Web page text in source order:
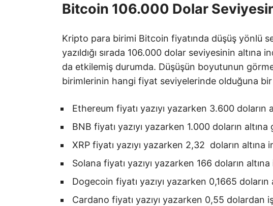
Bitcoin 106.000 Dolar
Kripto para birimi Bitcoin fiyatında düşüş yönlü
yazıldığı sırada 106.000 dolar seviyesinin altına
da etkilemiş durumda. Düşüşün boyutunun
birimlerinin hangi fiyat seviyelerinde olduğuna bir
Ethereum fiyatı yazıyı yazarken 3.600 doların
BNB fiyatı yazıyı yazarken 1.000 doların altına
XRP fiyatı yazıyı yazarken 2,32 doların altına
Solana fiyatı yazıyı yazarken 166 doların altına
Dogecoin fiyatı yazıyı yazarken 0,1665 doların
Cardano fiyatı yazıyı yazarken 0,55 dolardan